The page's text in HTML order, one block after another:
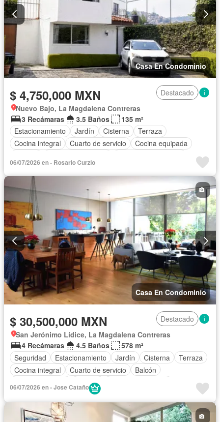
Casa En Condominio
$ 4,750,000 MXN
Destacado
Nuevo Bajo, La Magdalena Contreras
3 Recámaras
3.5 Baños
135 m²
Estacionamiento
Jardín Cisterna
Terraza
Cocina integral
Cuarto de servicio
Cocina equipada
Caseta de vigilancia
06/07/2026 en - Rosario Curzio
Casa En Condominio
$ 30,500,000 MXN
Destacado
San Jerónimo Lídice, La Magdalena Contreras
4 Recámaras
4.5 Baños
578 m²
Seguridad
Estacionamiento Jardín Cisterna
Terraza
Cocina integral
Cuarto de servicio
Balcón
Bodega
Circuito cerrado de televisión
Jacuzzi
Agua Cuarto de Limpieza
Televisión por cable
Bodega
Caseta de vigilancia
06/07/2026 en - Jose Cataño